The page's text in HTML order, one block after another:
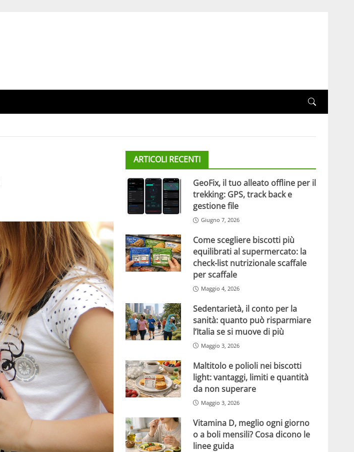
ARTICOLI RECENTI
GeoFix, il tuo alleato offline per il
trekking: GPS, track back e
gestione file
Giugno 7, 2026
Come scegliere biscotti più
equilibrati al supermercato: la
check-list nutrizionale scaffale
per scaffale
Maggio 4, 2026
Sedentarietà, il conto per la
sanità: quanto può risparmiare
l’Italia se si muove di più
Maggio 3, 2026
Maltitolo e polioli nei biscotti
light: vantaggi, limiti e quantità
da non superare
Maggio 3, 2026
Vitamina D, meglio ogni giorno
o a boli mensili? Cosa dicono le
linee guida